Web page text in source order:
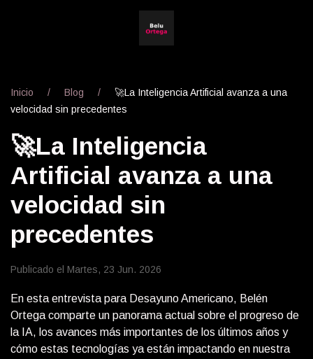
Inicio Blog
🚀La Inteligencia Artificial avanza a una
velocidad sin precedentes
🚀La Inteligencia
Artificial avanza a una
velocidad sin
precedentes
Publicado el Martes, 23 Jun. 2026
En esta entrevista para Desayuno Americano, Belén
Ortega comparte un panorama actual sobre el progreso de
la IA, los avances más importantes de los últimos años y
cómo estas tecnologías ya están impactando en nuestra